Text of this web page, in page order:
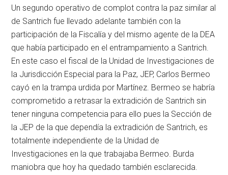
Un segundo operativo de complot contra la paz similar al
de Santrich fue llevado adelante también con la
participación de la Fiscalía y del mismo agente de la DEA
que había participado en el entrampamiento a Santrich.
En este caso el fiscal de la Unidad de Investigaciones de
la Jurisdicción Especial para la Paz, JEP, Carlos Bermeo
cayó en la trampa urdida por Martínez. Bermeo se habría
comprometido a retrasar la extradición de Santrich sin
tener ninguna competencia para ello pues la Sección de
la JEP de la que dependía la extradición de Santrich, es
totalmente independiente de la Unidad de
Investigaciones en la que trabajaba Bermeo. Burda
maniobra que hoy ha quedado también esclarecida.